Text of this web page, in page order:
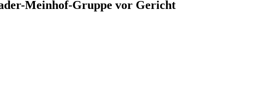
Meinhof-Gruppe vor Gericht